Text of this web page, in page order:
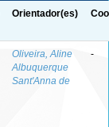
Orientador(es)
Oliveira, Aline
Albuquerque
Sant'Anna de
-